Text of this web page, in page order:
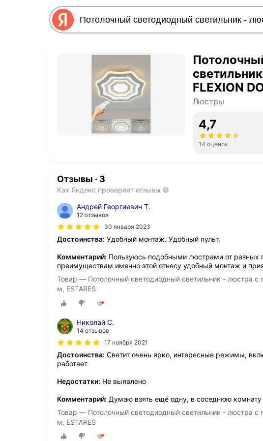
FLEXION
м, ESTARES
Люстры
4,7
14 оценок
Отзывы · 3
Как Яндекс проверяет отзывы
Андрей Георгиевич Т.
12 отзывов
30 января 2023
Достоинства: Удобный монтаж. Удобный пульт.
Комментарий: Пользуюсь подобными люстрами от разных
преимуществам именно этой отнесу удобный монтаж и
Товар — Потолочный светодиодный светильник - люстра с
м, ESTARES
Николай С.
14 отзывов
17 ноября 2021
Достоинства: Светит очень ярко, интересные режимы,
работает
Недостатки: Не выявлено
Комментарий: Думаю взять ещё одну, в соседнюю комнату
Товар — Потолочный светодиодный светильник - люстра с
м, ESTARES